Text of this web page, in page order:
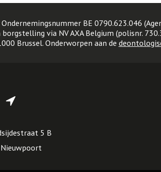
BE 0790.623.046
via NV AXA Belgium (polisnr.
Brussel. Onderworpen aan de
5 B